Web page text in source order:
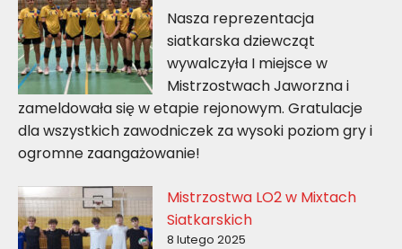
Nasza reprezentacja
siatkarska dziewcząt
wywalczyła I miejsce w
Mistrzostwach Jaworzna i
zameldowała się w etapie rejonowym. Gratulacje
dla wszystkich zawodniczek za wysoki poziom gry i
ogromne zaangażowanie!
Mistrzostwa LO2 w Mixtach
Siatkarskich
8 lutego 2025